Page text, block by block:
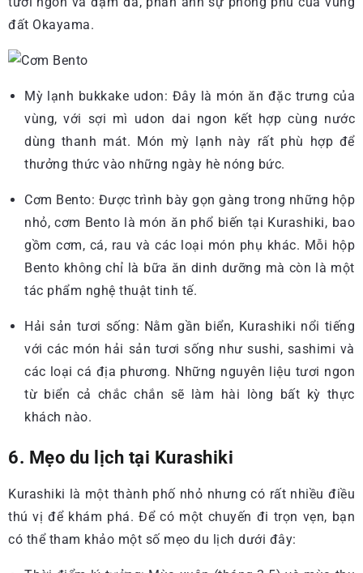
đất Okayama.
Mỳ lạnh bukkake udon: Đây là món ăn đặc trưng của
vùng, với sợi mì udon dai ngon kết hợp cùng nước
dùng thanh mát. Món mỳ lạnh này rất phù hợp để
thưởng thức vào những ngày hè nóng bức.
Cơm Bento: Được trình bày gọn gàng trong những hộp
nhỏ, cơm Bento là món ăn phổ biến tại Kurashiki, bao
gồm cơm, cá, rau và các loại món phụ khác. Mỗi hộp
Bento không chỉ là bữa ăn dinh dưỡng mà còn là một
tác phẩm nghệ thuật tinh tế.
Hải sản tươi sống: Nằm gần biển, Kurashiki nổi tiếng
với các món hải sản tươi sống như sushi, sashimi và
các loại cá địa phương. Những nguyên liệu tươi ngon
từ biển cả chắc chắn sẽ làm hài lòng bất kỳ thực
khách nào.
6. Mẹo du lịch tại Kurashiki
Kurashiki là một thành phố nhỏ nhưng có rất nhiều điều
thú vị để khám phá. Để có một chuyến đi trọn vẹn, bạn
có thể tham khảo một số mẹo du lịch dưới đây: